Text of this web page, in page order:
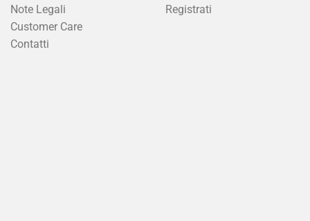
Note Legali
Customer Care
Contatti
Registrati